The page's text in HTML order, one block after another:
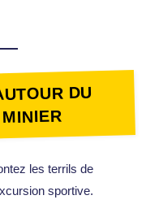
DU
les terrils de
sportive.